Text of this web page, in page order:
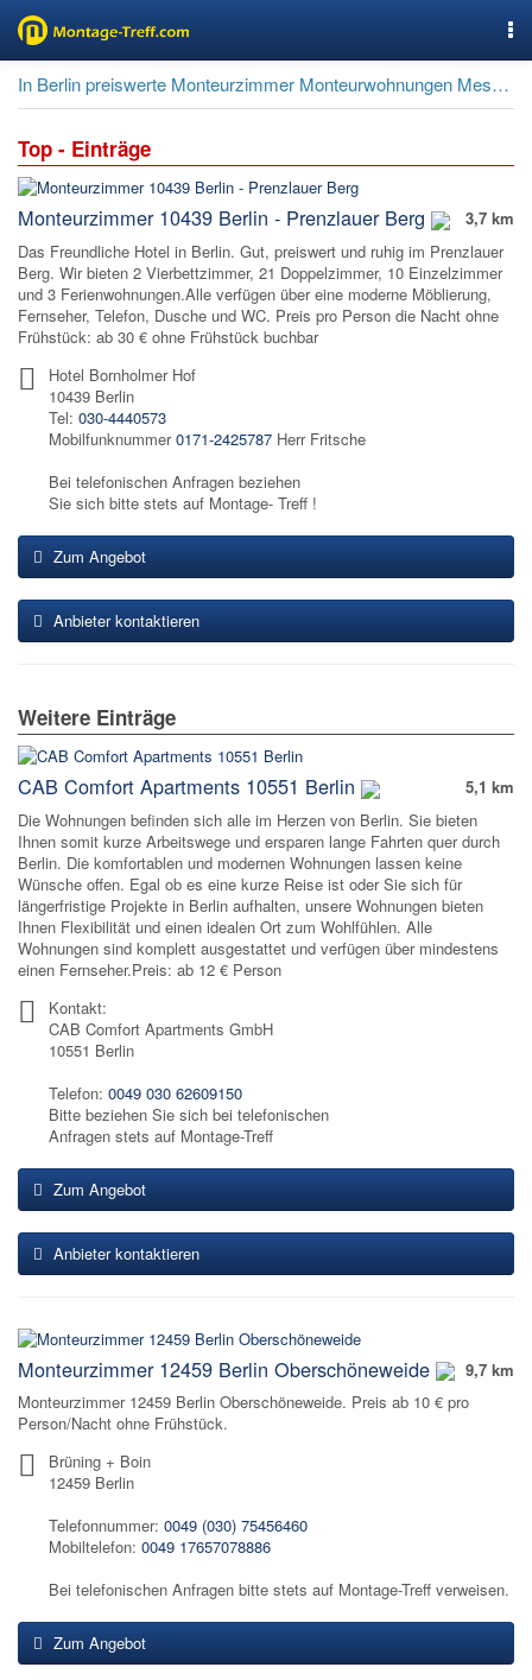
In Berlin preiswerte Monteurzimmer Monteurwohnungen Messezimmer suchen und buchen
Top - Einträge
3,7 km
Monteurzimmer 10439 Berlin - Prenzlauer Berg
Das Freundliche Hotel in Berlin. Gut, preiswert und ruhig im Prenzlauer
Berg. Wir bieten 2 Vierbettzimmer, 21 Doppelzimmer, 10 Einzelzimmer
und 3 Ferienwohnungen.Alle verfügen über eine moderne Möblierung,
Fernseher, Telefon, Dusche und WC. Preis pro Person die Nacht ohne
Frühstück: ab 30 € ohne Frühstück buchbar
Hotel Bornholmer Hof
10439 Berlin
Tel: 030-4440573
Mobilfunknummer0171-2425787 Herr Fritsche
Bei telefonischen Anfragen beziehen
Sie sich bitte stets auf Montage- Treff !
Zum Angebot
Anbieter kontaktieren
Weitere Einträge
5,1 km
CAB Comfort Apartments 10551 Berlin
Die Wohnungen befinden sich alle im Herzen von Berlin. Sie bieten
Ihnen somit kurze Arbeitswege und ersparen lange Fahrten quer durch
Berlin. Die komfortablen und modernen Wohnungen lassen keine
Wünsche offen. Egal ob es eine kurze Reise ist oder Sie sich für
längerfristige Projekte in Berlin aufhalten, unsere Wohnungen bieten
Ihnen Flexibilität und einen idealen Ort zum Wohlfühlen. Alle
Wohnungen sind komplett ausgestattet und verfügen über mindestens
einen Fernseher.Preis: ab 12 € Person
Kontakt:
CAB Comfort Apartments GmbH
10551 Berlin
Telefon: 0049 030 62609150
Bitte beziehen Sie sich bei telefonischen
Anfragen stets auf Montage-Treff
Zum Angebot
Anbieter kontaktieren
9,7 km
Monteurzimmer 12459 Berlin Oberschöneweide
Monteurzimmer 12459 Berlin Oberschöneweide. Preis ab 10 € pro
Person/Nacht ohne Frühstück.
Brüning + Boin
12459 Berlin
Telefonnummer: 0049 (030) 75456460
Mobiltelefon: 0049 17657078886
Bei telefonischen Anfragen bitte stets auf Montage-Treff verweisen.
Zum Angebot